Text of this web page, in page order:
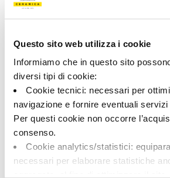
Questo sito web utilizza i cookie
Informiamo che in questo sito
diversi tipi di cookie:
Cookie tecnici: necessari per
navigazione e fornire eventuali servizi
Per questi cookie non occorre
consenso.
Cookie analytics/statistici:
necessari per elaborare statistiche
184926 | SOAPST 12 RM
Коллекция
00785
Серебристый
Типология:
Фон
Формат:
Внешний
Матовый
Разнотон: